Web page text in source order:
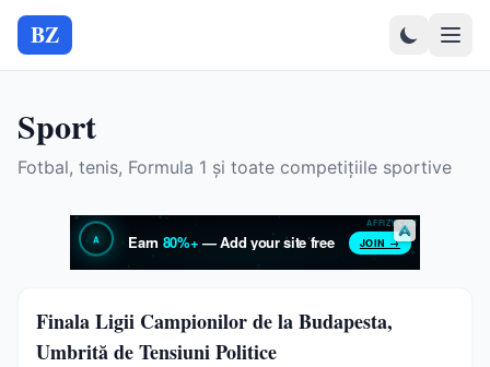
BZ
Sport
Fotbal, tenis, Formula 1 și toate competițiile sportive
Sport
Finala Ligii Campionilor de la Budapesta,
Umbrită de Tensiuni Politice